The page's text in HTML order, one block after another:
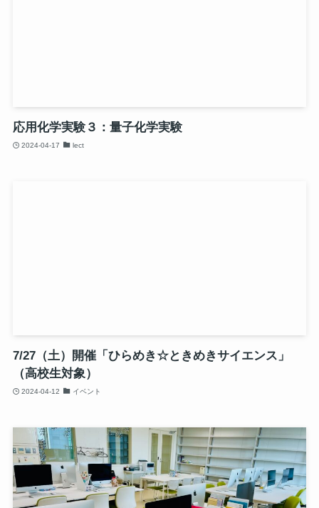
応用化学実験３：量子化学実験
2024-04-17 lect
7/27（土）開催「ひらめき☆ときめきサイエンス」
（高校生対象）
2024-04-12 イベント